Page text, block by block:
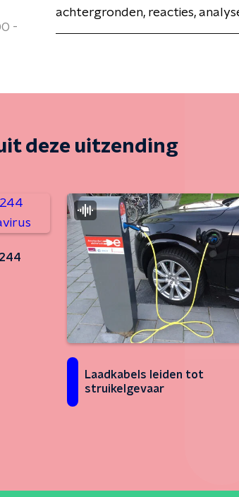
-
achtergronden, reacties,
deze uitzending
Laadkabels leiden tot
struikelgevaar